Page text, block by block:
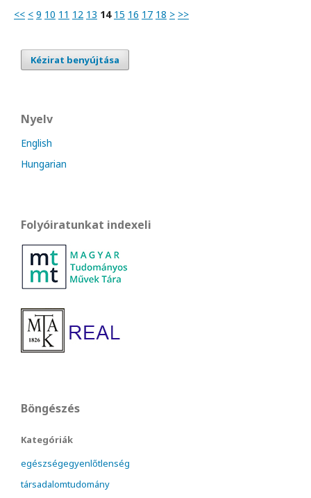
<< < 9 10 11 12 13 14 15 16 17 18 > >>
Kézirat benyújtása
Nyelv
English
Hungarian
Folyóiratunkat indexeli
Böngészés
Kategóriák
egészségegyenlőtlenség
társadalomtudomány